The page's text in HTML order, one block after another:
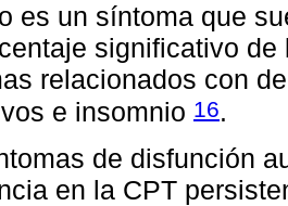
es un síntoma que
significativo
relacionados con
e insomnio 16.
de disfunción
en la CPT